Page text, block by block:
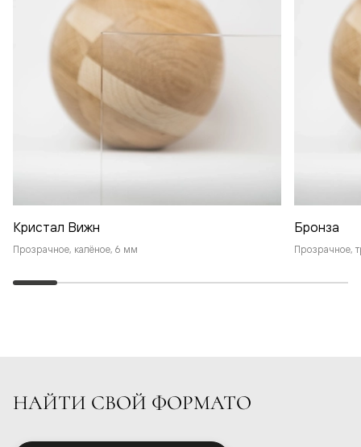
Кристал Вижн
Прозрачное, калёное, 6 мм
Бронза
Прозрачное,
НАЙТИ СВОЙ ФОРМАТО